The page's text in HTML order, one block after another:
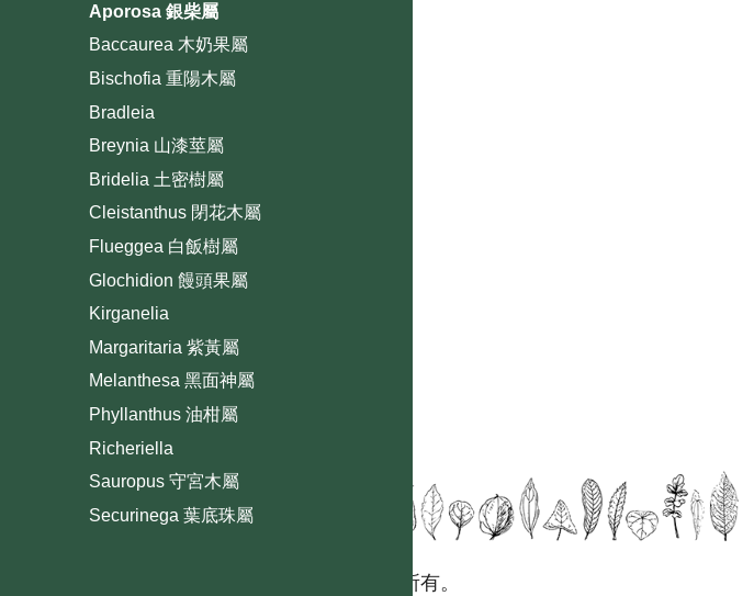
Aporosa 銀柴屬
Baccaurea 木奶果屬
Bischofia 重陽木屬
Bradleia
Breynia 山漆莖屬
Bridelia 土密樹屬
Cleistanthus 閉花木屬
Flueggea 白飯樹屬
Glochidion 饅頭果屬
Kirganelia
Margaritaria 紫黃屬
Melanthesa 黑面神屬
Phyllanthus 油柑屬
Richeriella
Sauropus 守宮木屬
Securinega 葉底珠屬
國立台灣大學生態學與演化生物學研究所 版權所有。